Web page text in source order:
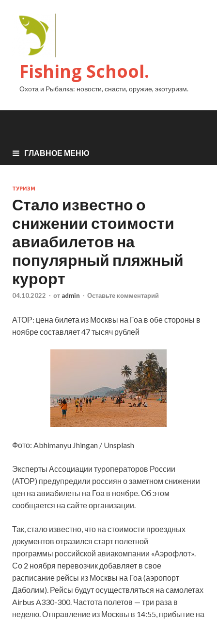
Fishing School.
Охота и Рыбалка: новости, снасти, оружие, экотуризм.
ГЛАВНОЕ МЕНЮ
ТУРИЗМ
Стало известно о
снижении стоимости
авиабилетов на
популярный пляжный
курорт
04.10.2022 - от admin - Оставьте комментарий
АТОР: цена билета из Москвы на Гоа в обе стороны в
ноябре составляет 47 тысяч рублей
Фото: Abhimanyu Jhingan / Unsplash
Эксперты Ассоциации туроператоров России
(АТОР) предупредили россиян о заметном снижении
цен на авиабилеты на Гоа в ноябре. Об этом
сообщается на сайте организации.
Так, стало известно, что на стоимости проездных
документов отразился старт полетной
программы российской авиакомпании «Аэрофлот».
Со 2 ноября перевозчик добавляет в свое
расписание рейсы из Москвы на Гоа (аэропорт
Даболим). Рейсы будут осуществляться на самолетах
Airbus A330-300. Частота полетов — три раза в
неделю. Отправление из Москвы в 14:55, прибытие на